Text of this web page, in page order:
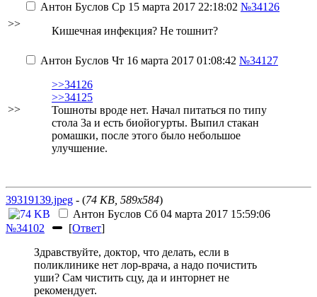
>>
Антон Буслов Ср 15 марта 2017 22:18:02 №34126
Кишечная инфекция? Не тошнит?
>>
Антон Буслов Чт 16 марта 2017 01:08:42 №34127
>>34126
>>34125
Тошноты вроде нет. Начал питаться по типу
стола 3а и есть биойогурты. Выпил стакан
ромашки, после этого было небольшое
улучшение.
39319139.jpeg - (74 KB, 589x584)
Антон Буслов Сб 04 марта 2017 15:59:06
№34102
[Ответ]
Здравствуйте, доктор, что делать, если в
поликлинике нет лор-врача, а надо почистить
уши? Сам чистить сцу, да и инторнет не
рекомендует.